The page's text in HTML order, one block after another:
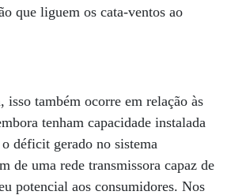
que liguem os cata-ventos ao
isso também ocorre em relação às
tenham capacidade instalada
déficit gerado no sistema
de uma rede transmissora capaz de
potencial aos consumidores. Nos